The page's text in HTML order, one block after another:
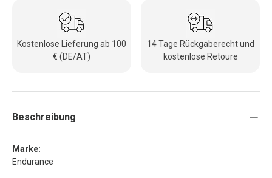
Kostenlose Lieferung ab 100
€ (DE/AT)
14 Tage Rückgaberecht und
kostenlose Retoure
Beschreibung
Marke:
Endurance